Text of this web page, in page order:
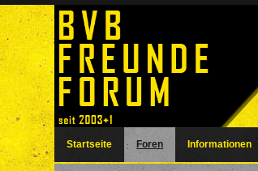
Startseite Foren Informationen